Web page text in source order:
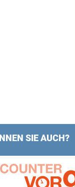
SIE AUCH?